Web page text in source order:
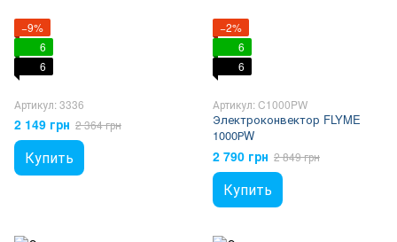
−9%
6
6
Артикул: 3336
2 149 грн 2 364 грн
Купить
−2%
6
6
Артикул: C1000PW
Электроконвектор FLYME
1000РW
2 790 грн 2 849 грн
Купить